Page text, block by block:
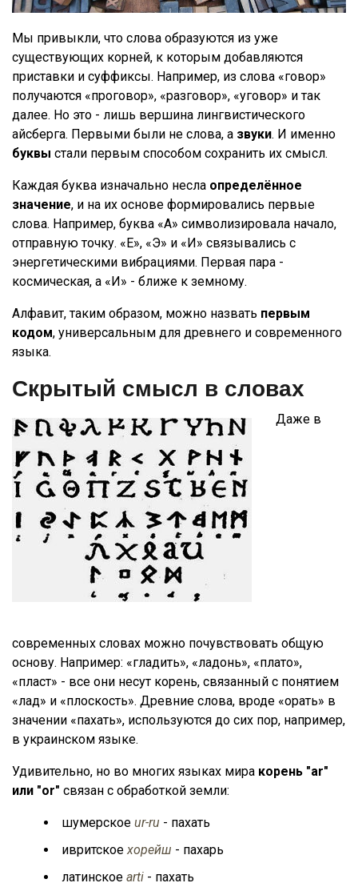
Мы привыкли, что слова образуются из уже
существующих корней, к которым добавляются
приставки и суффиксы. Например, из слова «говор»
получаются «проговор», «разговор», «уговор» и так
далее. Но это - лишь вершина лингвистического
айсберга. Первыми были не слова, а звуки. И именно
буквы стали первым способом сохранить их смысл.
Каждая буква изначально несла определённое
значение, и на их основе формировались первые
слова. Например, буква «А» символизировала начало,
отправную точку. «Е», «Э» и «И» связывались с
энергетическими вибрациями. Первая пара -
космическая, а «И» - ближе к земному.
Алфавит, таким образом, можно назвать первым
кодом, универсальным для древнего и современного
языка.
Скрытый смысл в словах
Даже в
современных словах можно почувствовать общую
основу. Например: «гладить», «ладонь», «плато»,
«пласт» - все они несут корень, связанный с понятием
«лад» и «плоскость». Древние слова, вроде «орать» в
значении «пахать», используются до сих пор, например,
в украинском языке.
Удивительно, но во многих языках мира корень "ar"
или "or" связан с обработкой земли:
шумерское ur-ru - пахать
ивритскоехорейш - пахарь
латинское arti - пахать